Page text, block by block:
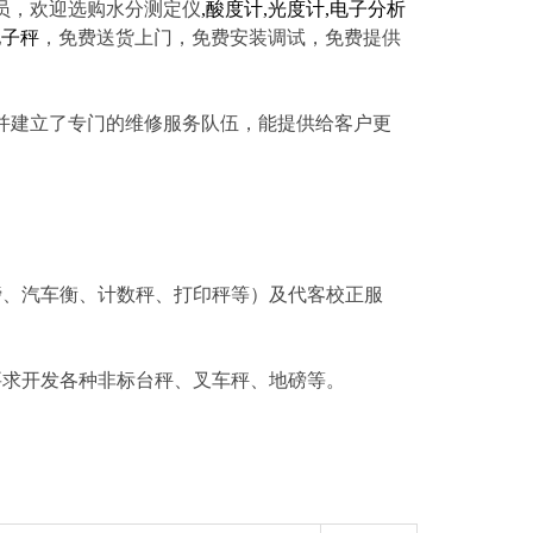
，欢迎选购水分测定仪,酸度计,光度计,电子分析
秤 ，免费送货上门，免费安装调试，免费提供
立了专门的维修服务队伍，能提供给客户更
汽车衡、计数秤、打印秤等）及代客校正服
开发各种非标台秤、叉车秤、地磅等。